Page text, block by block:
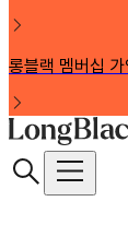
롱블랙 멤버십 가